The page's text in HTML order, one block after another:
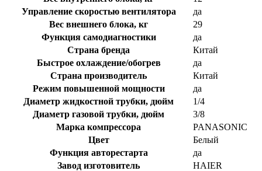
Управление скоростью вентилятора
да
Вес внешнего блока, кг
29
Функция самодиагностики
да
Страна бренда
Китай
Быстрое охлаждение/обогрев
да
Страна производитель
Китай
Режим повышенной мощности
да
Диаметр жидкостной трубки, дюйм
1/4
Диаметр газовой трубки, дюйм
3/8
Марка компрессора
PANASONIC
Цвет
Белый
Функция авторестарта
да
Завод изготовитель
HAIER